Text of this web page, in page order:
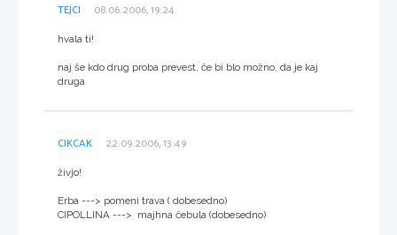
TEJCI 08.06.2006, 19:24
hvala ti!
naj še kdo drug proba prevest, če bi blo možno, da je kaj
druga
CIKCAK 22.09.2006, 13:49
živjo!
Erba ---> pomeni trava ( dobesedno)
CIPOLLINA ---> majhna čebula (dobesedno)